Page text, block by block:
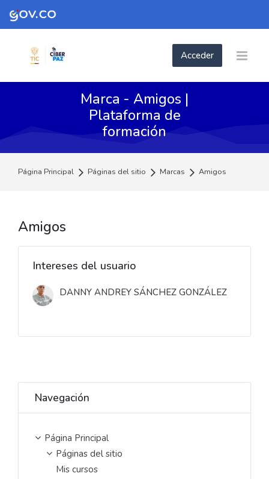
Skip to navigation
Skip to login form
Skip to footer
Saltar al contenido principal
Acceder
Marca - Amigos |
Plataforma de
formación
Página Principal Páginas del sitio Marcas Amigos
Amigos
Intereses del usuario
DANNY ANDREY SÁNCHEZ GONZÁLEZ
Navegación
Página Principal
Páginas del sitio
Mis cursos